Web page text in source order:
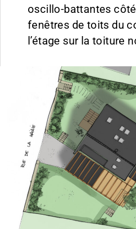
oscillo-battantes
fenêtres de toits du
l’étage sur la toiture